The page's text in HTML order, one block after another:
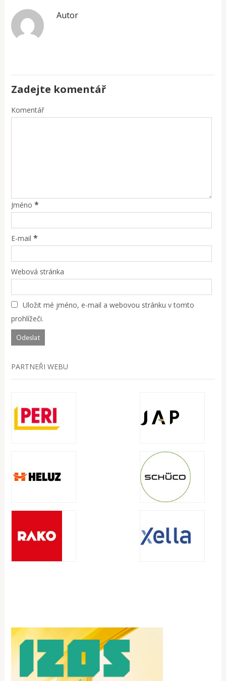
Autor
Zadejte komentář
Komentář
Jméno *
E-mail *
Webová stránka
Uložit mé jméno, e-mail a webovou stránku v tomto
prohlížeči.
PARTNEŘI WEBU